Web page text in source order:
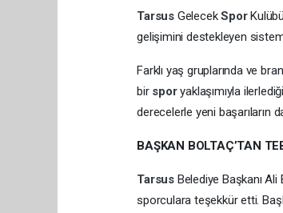
Tarsus GelecekSpor
gelişimini destekleyen
Farklı yaş gruplarında ve
bir sporyaklaşımıyla
derecelerle yeni başarıların
BAŞKAN BOLTAÇ’TAN
Tarsus Belediye Başkanı
sporculara teşekkür etti.